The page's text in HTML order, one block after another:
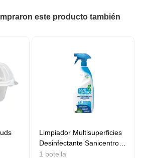
este producto también
Limpiador Multisuperficies
Desinfectante Sanicentro
750ml
1 botella